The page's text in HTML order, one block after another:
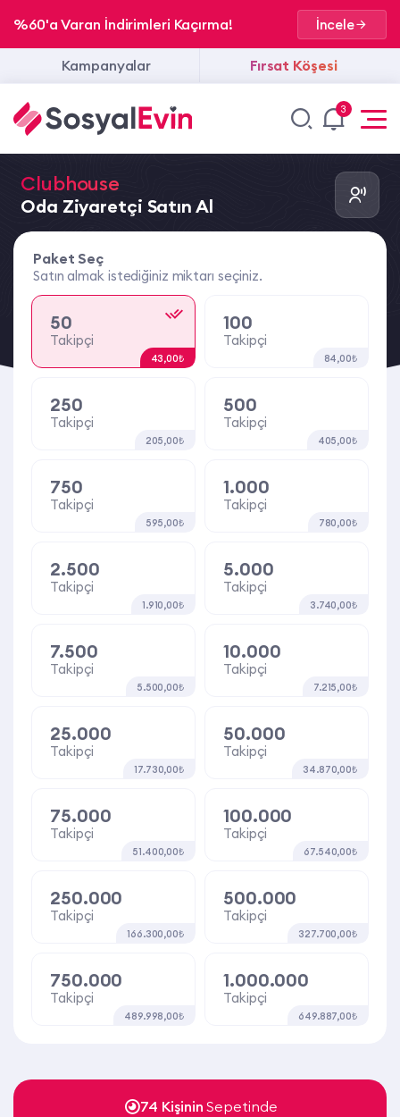
%60'a Varan İndirimleri Kaçırma! İncele
Kampanyalar Fırsat Köşesi
3
Clubhouse
Oda Ziyaretçi Satın Al
Paket Seç
Satın almak istediğiniz miktarı seçiniz.
50
Takipçi
43,00₺
100
Takipçi
84,00₺
250
Takipçi
205,00₺
500
Takipçi
405,00₺
750
Takipçi
595,00₺
1.000
Takipçi
780,00₺
2.500
Takipçi
1.910,00₺
5.000
Takipçi
3.740,00₺
7.500
Takipçi
5.500,00₺
10.000
Takipçi
7.215,00₺
25.000
Takipçi
17.730,00₺
50.000
Takipçi
34.870,00₺
75.000
Takipçi
51.400,00₺
100.000
Takipçi
67.540,00₺
250.000
Takipçi
166.300,00₺
500.000
Takipçi
327.700,00₺
750.000
Takipçi
489.998,00₺
1.000.000
Takipçi
649.887,00₺
74 Kişinin Sepetinde